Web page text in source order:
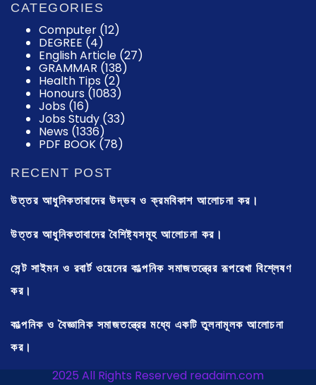
CATEGORIES
Computer (12)
DEGREE (4)
English Article (27)
GRAMMAR (138)
Health Tips (2)
Honours (1083)
Jobs (16)
Jobs Study (33)
News (1336)
PDF BOOK (78)
RECENT POST
উত্তর আধুনিকতাবাদের উদ্ভব ও ক্রমবিকাশ আলোচনা কর।
উত্তর আধুনিকতাবাদের বৈশিষ্ট্যসমূহ আলোচনা কর।
সেন্ট সাইমন ও রবার্ট ওয়েনের কাল্পনিক সমাজতন্ত্রের রূপরেখা বিশ্লেষণ
কর।
কাল্পনিক ও বৈজ্ঞানিক সমাজতন্ত্রের মধ্যে একটি তুলনামূলক আলোচনা
কর।
2025 All Rights Reserved readaim.com